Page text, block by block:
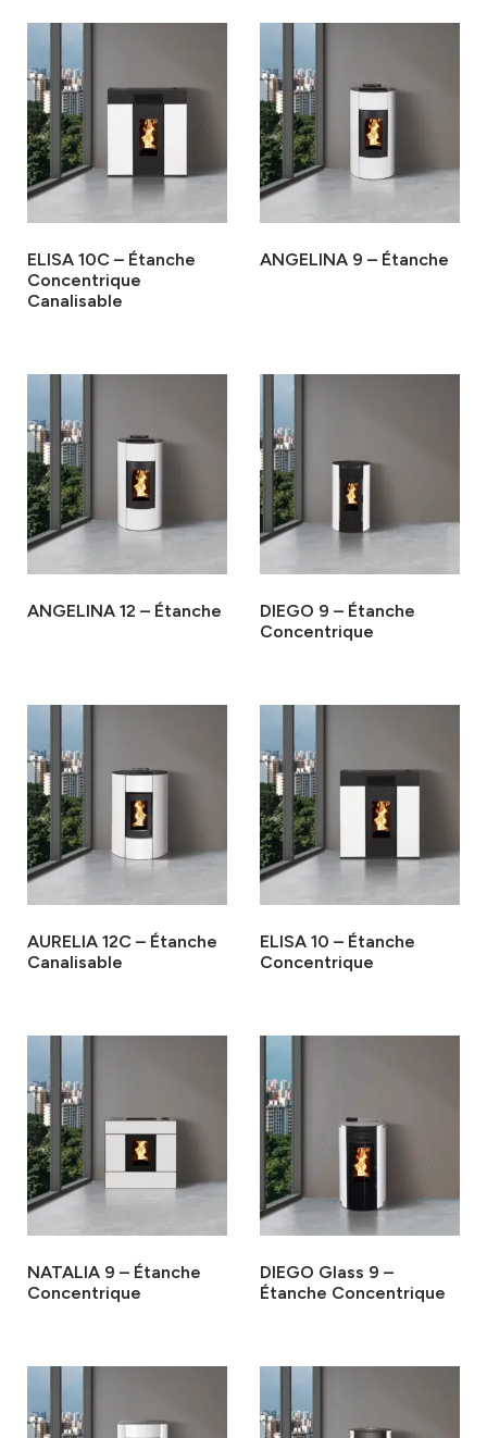
ELISA 10C – Étanche
Concentrique
Canalisable
ANGELINA 9 – Étanche
ANGELINA 12 – Étanche
DIEGO 9 – Étanche
Concentrique
AURELIA 12C – Étanche
Canalisable
ELISA 10 – Étanche
Concentrique
NATALIA 9 – Étanche
Concentrique
DIEGO Glass 9 –
Étanche Concentrique